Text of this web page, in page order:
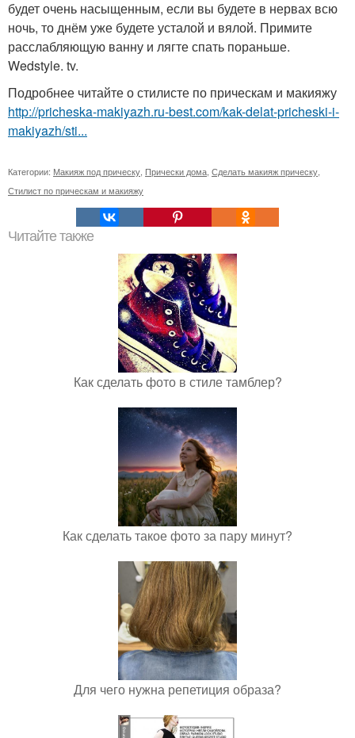
будет очень насыщенным, если вы будете в нервах всю
ночь, то днём уже будете усталой и вялой. Примите
расслабляющую ванну и лягте спать пораньше.
Wedstyle. tv.
Подробнее читайте о стилисте по прическам и макияжу
http://pricheska-makiyazh.ru-best.com/kak-delat-pricheski-i-
makiyazh/sti...
Категории: Макияж под прическу Прически дома Сделать макияж прическу
Стилист по прическам и макияжу
Читайте также
Как сделать фото в стиле тамблер?
Как сделать такое фото за пару минут?
Для чего нужна репетиция образа?